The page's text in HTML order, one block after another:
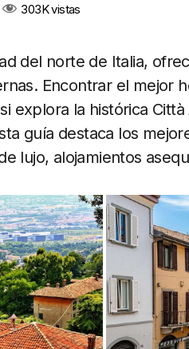
303Kvistas
del norte de Italia,
Encontrar el mejor
explora la histórica
guía destaca los
lujo, alojamientos